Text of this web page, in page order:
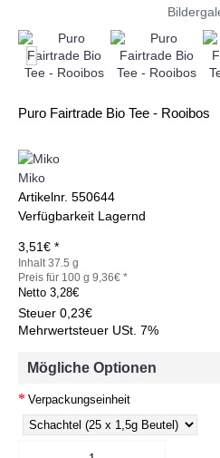
Puro Fairtrade Bio Tee - Rooibos
Miko
Artikelnr. 550644
Verfügbarkeit Lagernd
3,51€ *
Inhalt 37.5 g
Preis für 100 g 9,36€ *
Netto 3,28€
Steuer 0,23€
Mehrwertsteuer USt. 7%
Mögliche Optionen
Verpackungseinheit